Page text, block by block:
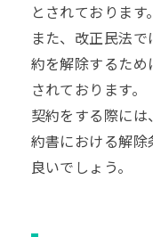
とされております。
また、改正民法
約を解除するた
されております。
契約をする際に
約書における解
良いでしょう。